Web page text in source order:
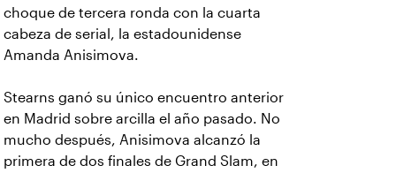
choque de tercera ronda con la cuarta
cabeza de serial, la estadounidense
Amanda Anisimova.
Stearns ganó su único encuentro anterior
en Madrid sobre arcilla el año pasado. No
mucho después, Anisimova alcanzó la
primera de dos finales de Grand Slam, en